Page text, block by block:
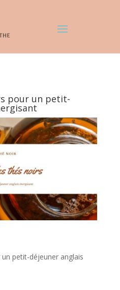
pour un petit-
petit-déjeuner anglais